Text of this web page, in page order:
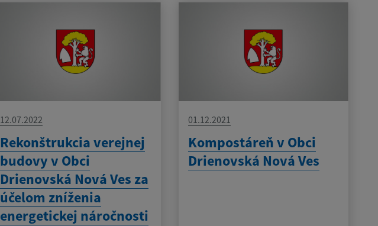
12.07.2022
Rekonštrukcia verejnej
budovy v Obci
Drienovská Nová Ves za
účelom zníženia
energetickej náročnosti
01.12.2021
Kompostáreň v Obci
Drienovská Nová Ves